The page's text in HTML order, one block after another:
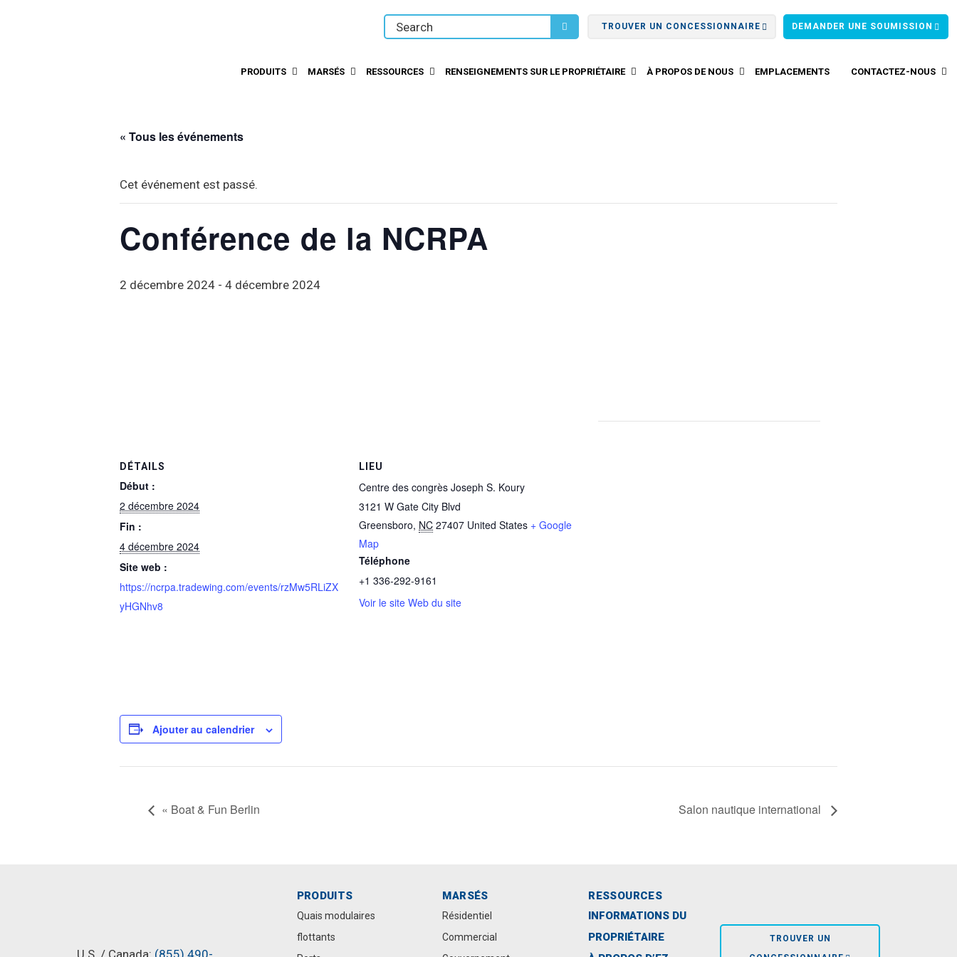
TROUVER UN CONCESSIONNAIRE DEMANDER UNE SOUMISSION
PRODUITS MARSÉS RESSOURCES RENSEIGNEMENTS SUR LE PROPRIÉTAIRE À PROPOS DE NOUS EMPLACEMENTS CONTACTEZ-NOUS
« Tous les événements
Cet événement est passé.
Conférence de la NCRPA
2 décembre 2024 - 4 décembre 2024
Ajouter au calendrier
DÉTAILS
Début :
2 décembre 2024
Fin :
4 décembre 2024
Site web :
https://ncrpa.tradewing.com/events/rzMw5RLiZX
yHGNhv8
LIEU
Centre des congrès Joseph S. Koury
3121 W Gate City Blvd
Greensboro, NC 27407 United States + Google
Map
Téléphone
+1 336-292-9161
Voir le site Web du site
« Boat & Fun Berlin Salon nautique international
U.S. / Canada: (855) 490-
PRODUITS
Quais modulaires
flottants
MARSÉS
Résidentiel
Commercial
RESSOURCES
INFORMATIONS DU
PROPRIÉTAIRE
TROUVER UN